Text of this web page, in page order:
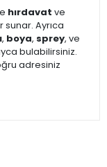
hırdavat ve
sunar. Ayrıca
, boya, sprey, ve
bulabilirsiniz.
adresiniz